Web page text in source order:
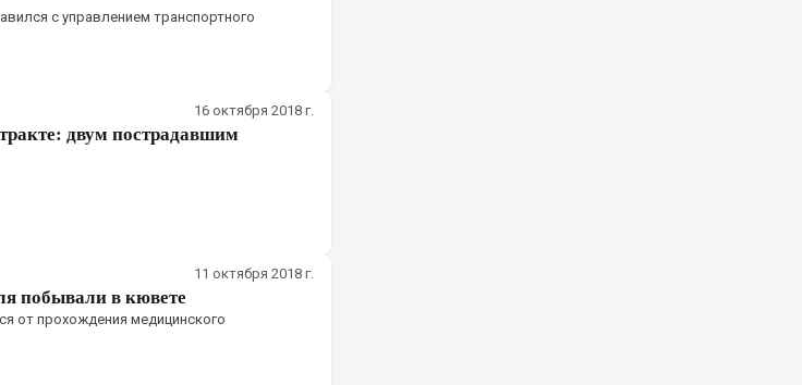
с управлением транспортного
16 октября 2018 г.
двум пострадавшим
11 октября 2018 г.
побывали в кювете
от прохождения медицинского